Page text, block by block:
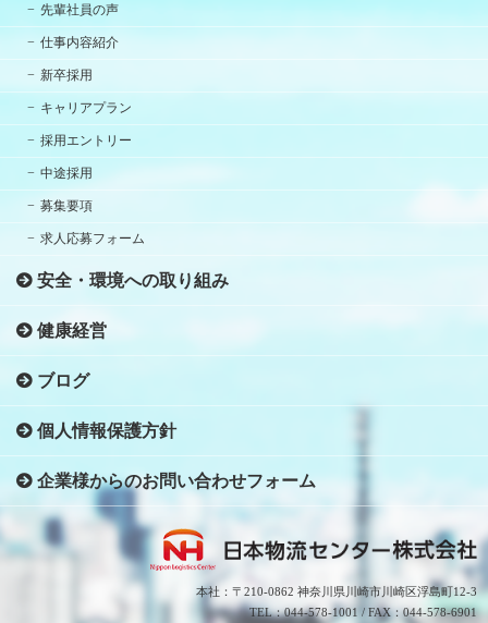
先輩社員の声
仕事内容紹介
新卒採用
キャリアプラン
採用エントリー
中途採用
募集要項
求人応募フォーム
安全・環境への取り組み
健康経営
ブログ
個人情報保護方針
企業様からのお問い合わせフォーム
本社：〒210-0862 神奈川県川崎市川崎区浮島町12-3
TEL：044-578-1001 / FAX：044-578-6901